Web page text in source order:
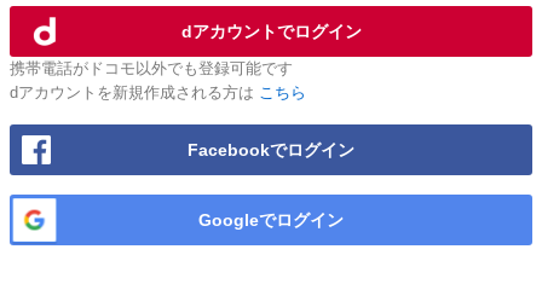
dアカウントでログイン
携帯電話がドコモ以外でも登録可能です
dアカウントを新規作成される方は こちら
Facebookでログイン
Googleでログイン